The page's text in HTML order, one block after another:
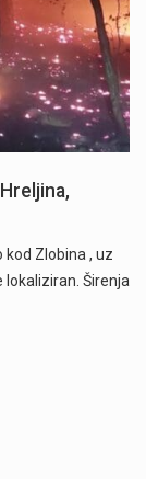
kod Zlobina , uz
Širenja